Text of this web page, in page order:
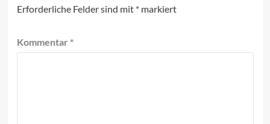
Erforderliche Felder sind mit *markiert
Kommentar *